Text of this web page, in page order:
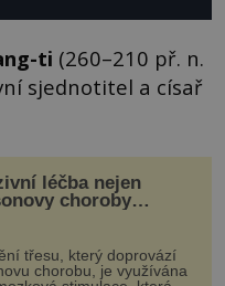
ti (260–210 př. n.
sjednotitel a císař
léčba nejen
choroby
třesu, který doprovází
chorobu, je využívána